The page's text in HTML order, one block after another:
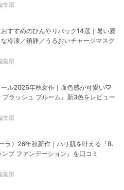
集部
すすめのひんやりパック14選｜暑い夏
冷凍／鎮静／うるおいチャージマスク
集部
ール2026年秋新作｜血色感が可愛い♡
ブラッシュ ブルーム』新3色をレビュー
集部
ラ）26年秋新作｜ハリ肌を叶える『B.
プ ファンデーション』を口コミ
集部